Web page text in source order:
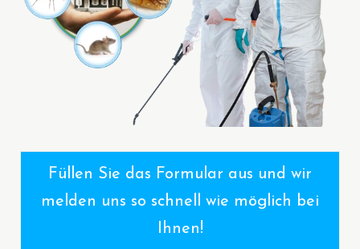
Füllen Sie das Formular aus und wir
melden uns so schnell wie möglich bei
Ihnen!